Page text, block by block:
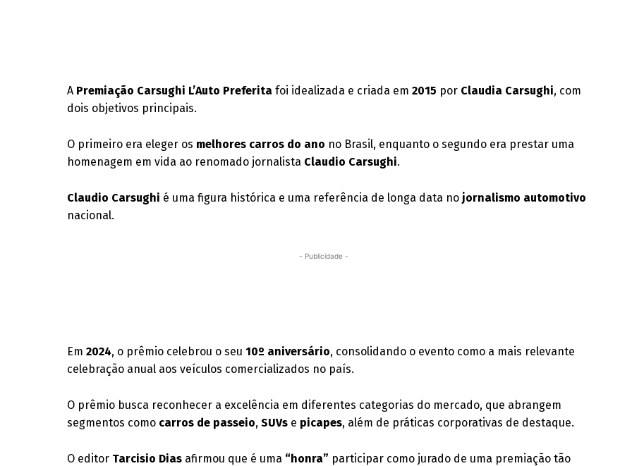
A Premiação Carsughi L’Auto Preferita foi idealizada e criada em2015 por Claudia Carsughi, com
dois objetivos principais.
O primeiro era eleger os melhores carros do ano no Brasil, enquanto o segundo era prestar uma
homenagem em vida ao renomado jornalista Claudio Carsughi.
Claudio Carsughi é uma figura histórica e uma referência de longa data no jornalismo automotivo
nacional.
- Publicidade -
Em2024, o prêmio celebrou o seu10º aniversário, consolidando o evento como a mais relevante
celebração anual aos veículos comercializados no país.
O prêmio busca reconhecer a excelência em diferentes categorias do mercado, que abrangem
segmentos como carros de passeio,SUVs e picapes, além de práticas corporativas de destaque.
O editor Tarcisio Dias afirmou que é uma “honra” participar como jurado de uma premiação tão